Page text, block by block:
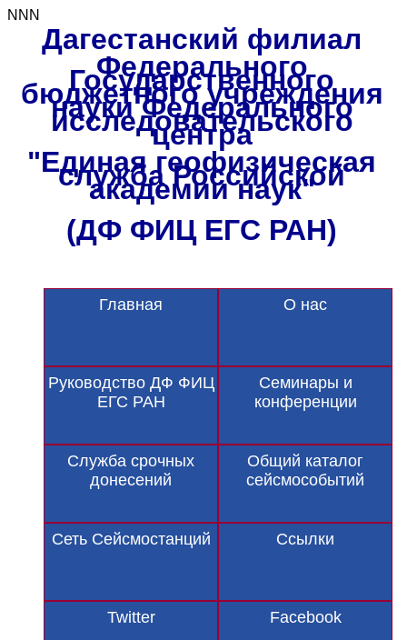
NNN
Дагестанский филиал
Федерального
Государственного
бюджетного учреждения
науки Федерального
исследовательского
центра
"Единая геофизическая
служба Российской
академии наук"
(ДФ ФИЦ ЕГС РАН)
Главная О нас
Руководство ДФ ФИЦ
ЕГС РАН
Семинары и
конференции
Служба срочных
донесений
Общий каталог
сейсмособытий
Сеть Сейсмостанций Ссылки
Twitter Facebook